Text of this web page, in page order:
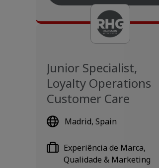
Junior Specialist,
Loyalty Operations
Customer Care
Madrid, Spain
Experiência de Marca,
Qualidade & Marketing